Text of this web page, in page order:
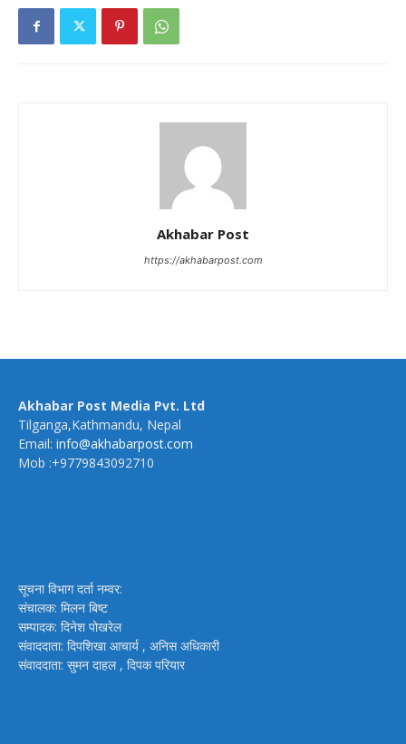
Akhabar Post
https://akhabarpost.com
Akhabar Post Media Pvt. Ltd
Tilganga,Kathmandu, Nepal
Email: info@akhabarpost.com
Mob :+9779843092710
सूचना विभाग दर्ता नम्वर:
संचालक: मिलन बिष्ट
सम्पादक: दिनेश पोखरेल
संवाददाता: दिपशिखा आचार्य , अनिस अधिकारी
संवाददाता: सुमन दाहल , दिपक परियार